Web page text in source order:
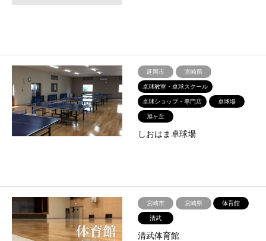
延岡市
宮崎県
卓球教室・卓球スクール
卓球ショップ・専門店
卓球場
旭ヶ丘
しおはま卓球場
宮崎市 宮崎県
体育館
清武
清武体育館